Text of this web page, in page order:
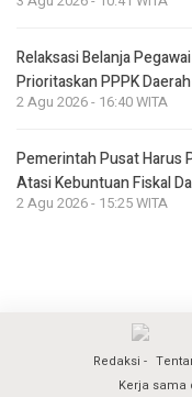
Relaksasi Belanja
Prioritaskan PPPK Daerah
2 Agu 2026 - 16:40 WITA
Pemerintah Pusat Harus
Atasi Kebuntuan Fiskal
2 Agu 2026 - 15:25 WITA
Redaksi
Kerja sama